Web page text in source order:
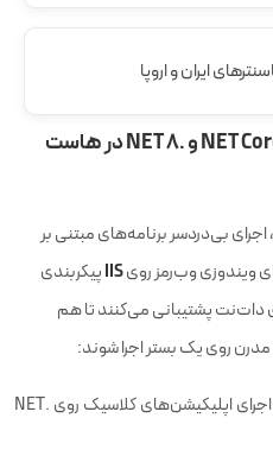
ایران و اروپا
پشتیبانی کامل از ASP.NET، ‏.NET Core و ‏.NET 8 در هاست
بی‌دردسر برنامه‌های مبتنی بر
ویندوزی وب‌رمز رویIISپیکربندی
پشتیبانی می‌کنند تا هم
روی یک بستر اجرا شوند:
اجرای اپلیکیشن‌های کلاسیک روی ‏.NET